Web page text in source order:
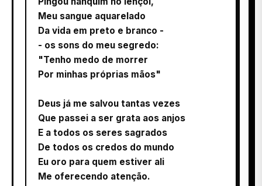
Meu sangue aquarelado
Da vida em preto e branco -
- os sons do meu segredo:
"Tenho medo de morrer
Por minhas próprias mãos"
Deus já me salvou tantas vezes
Que passei a ser grata aos anjos
E a todos os seres sagrados
De todos os credos do mundo
Eu oro para quem estiver ali
Me oferecendo atenção.